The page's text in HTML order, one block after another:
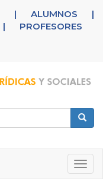
| ALUMNOS
|
| PROFESORES